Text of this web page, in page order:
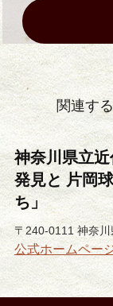
関連す
神奈川県立
発見と 片岡
ち」
〒240-0111 神奈
公式ホームペー